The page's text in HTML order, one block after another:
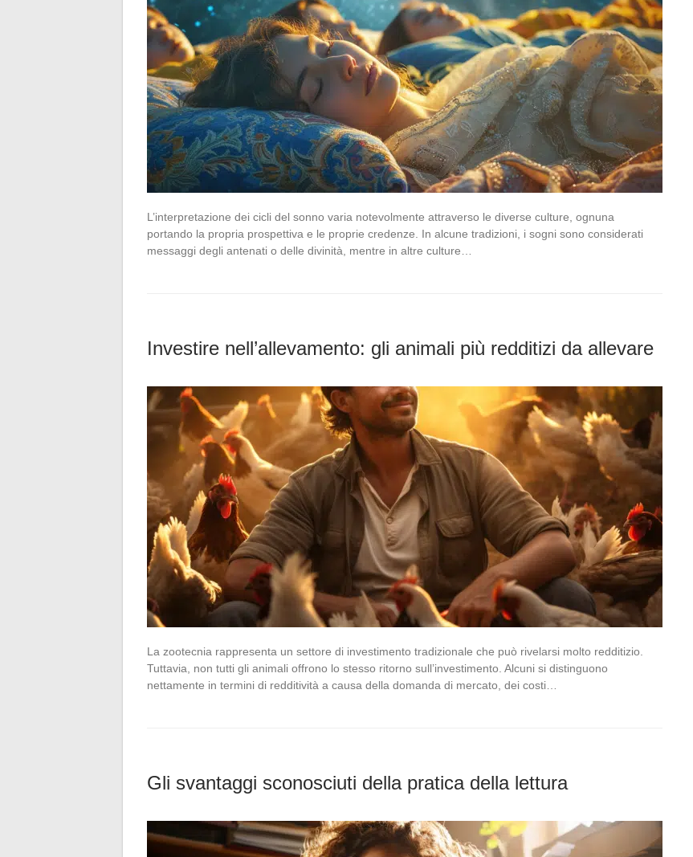
L’interpretazione dei cicli del sonno varia notevolmente attraverso le diverse culture, ognuna
portando la propria prospettiva e le proprie credenze. In alcune tradizioni, i sogni sono considerati
messaggi degli antenati o delle divinità, mentre in altre culture…
Investire nell’allevamento: gli animali più redditizi da allevare
La zootecnia rappresenta un settore di investimento tradizionale che può rivelarsi molto redditizio.
Tuttavia, non tutti gli animali offrono lo stesso ritorno sull’investimento. Alcuni si distinguono
nettamente in termini di redditività a causa della domanda di mercato, dei costi…
Gli svantaggi sconosciuti della pratica della lettura